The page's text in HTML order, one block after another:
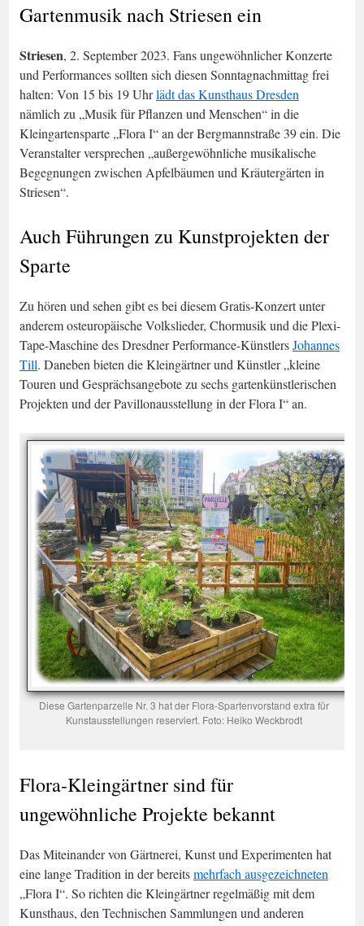
Gartenmusik nach Striesen ein
Striesen, 2. September 2023. Fans ungewöhnlicher Konzerte
und Performances sollten sich diesen Sonntagnachmittag frei
halten: Von 15 bis 19 Uhrlädt das Kunsthaus Dresden
nämlich zu „Musik für Pflanzen und Menschen“ in die
Kleingartensparte „Flora I“ an der Bergmannstraße 39 ein. Die
Veranstalter versprechen „außergewöhnliche musikalische
Begegnungen zwischen Apfelbäumen und Kräutergärten in
Striesen“.
Auch Führungen zu Kunstprojekten der
Sparte
Zu hören und sehen gibt es bei diesem Gratis-Konzert unter
anderem osteuropäische Volkslieder, Chormusik und die Plexi-
Tape-Maschine des Dresdner Performance-KünstlersJohannes
Till. Daneben bieten die Kleingärtner und Künstler „kleine
Touren und Gesprächsangebote zu sechs gartenkünstlerischen
Projekten und der Pavillonausstellung in der Flora I“ an.
Diese Gartenparzelle Nr. 3 hat der Flora-Spartenvorstand extra für
Kunstausstellungen reserviert. Foto: Heiko Weckbrodt
Flora-Kleingärtner sind für
ungewöhnliche Projekte bekannt
Das Miteinander von Gärtnerei, Kunst und Experimenten hat
eine lange Tradition in der bereitsmehrfach ausgezeichneten
„Flora I“. So richten die Kleingärtner regelmäßig mit dem
Kunsthaus, den Technischen Sammlungen und anderen